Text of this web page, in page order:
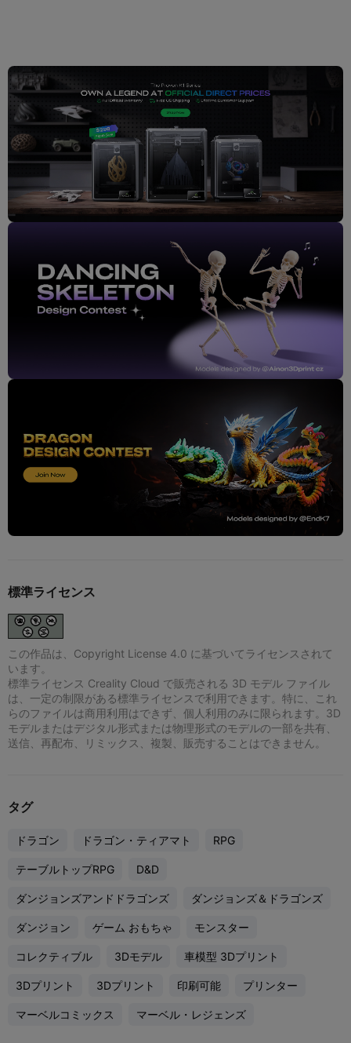
標準ライセンス
この作品は、Copyright License 4.0 に基づいてライセンスされて
います。
標準ライセンス Creality Cloud で販売される 3D モデル ファイル
は、一定の制限がある標準ライセンスで利用できます。特に、これ
らのファイルは商用利用はできず、個人利用のみに限られます。3D
モデルまたはデジタル形式または物理形式のモデルの一部を共有、
送信、再配布、リミックス、複製、販売することはできません。
タグ
ドラゴン ドラゴン・ティアマト RPG
テーブルトップRPG D&D
ダンジョンズアンドドラゴンズ ダンジョンズ＆ドラゴンズ
ダンジョン ゲーム おもちゃ モンスター
コレクティブル 3Dモデル 車模型 3Dプリント
3Dプリント 3Dプリント 印刷可能 プリンター
マーベルコミックス マーベル・レジェンズ